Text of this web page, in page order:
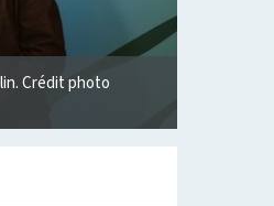
Crédit photo